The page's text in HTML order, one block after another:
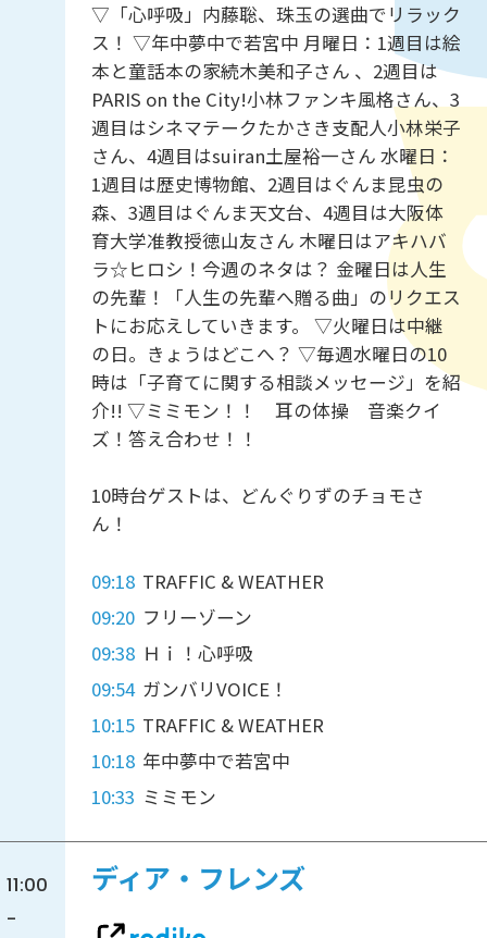
▽「心呼吸」内藤聡、珠玉の選曲でリラック
ス！ ▽年中夢中で若宮中 月曜日：1週目は絵
本と童話本の家続木美和子さん 、2週目は
PARIS on the City!小林ファンキ風格さん、3
週目はシネマテークたかさき支配人小林栄子
さん、4週目はsuiran土屋裕一さん 水曜日：
1週目は歴史博物館、2週目はぐんま昆虫の
森、3週目はぐんま天文台、4週目は大阪体
育大学准教授徳山友さん 木曜日はアキハバ
ラ☆ヒロシ！今週のネタは？ 金曜日は人生
の先輩！「人生の先輩へ贈る曲」のリクエス
トにお応えしていきます。 ▽火曜日は中継
の日。きょうはどこへ？ ▽毎週水曜日の10
時は「子育てに関する相談メッセージ」を紹
介!! ▽ミミモン！！ 耳の体操 音楽クイ
ズ！答え合わせ！！
10時台ゲストは、どんぐりずのチョモさ
ん！
09:18 TRAFFIC & WEATHER
09:20 フリーゾーン
09:38 Ｈｉ！心呼吸
09:54 ガンバリVOICE！
10:15 TRAFFIC & WEATHER
10:18 年中夢中で若宮中
10:33 ミミモン
11:00
-
ディア・フレンズ